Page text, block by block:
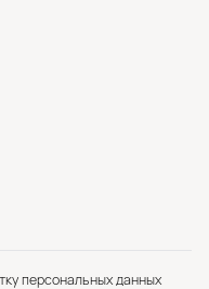
персональных данных